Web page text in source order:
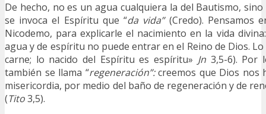
De hecho, no es un agua cualquiera la del Bautismo,
se invoca el Espíritu que “da vida”(Credo). Pensamos
Nicodemo, para explicarle el nacimiento en la vida
agua y de espíritu no puede entrar en el Reino de Dios. Lo
carne; lo nacido del Espíritu es espíritu» Jn3,5-6). Por
también se llama “regeneración”:creemos que Dios nos
misericordia, por medio del baño de regeneración y de
(Tito3,5).